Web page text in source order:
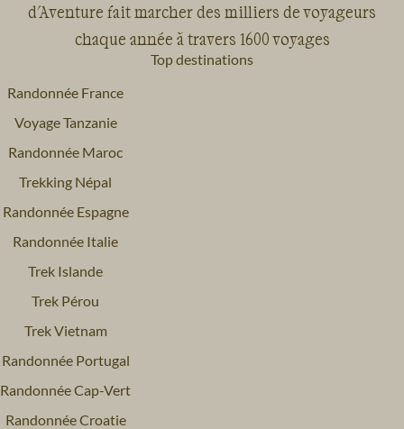
d'Aventure fait marcher des milliers de voyageurs
chaque année à travers 1600 voyages
Top destinations
Randonnée France
Voyage Tanzanie
Randonnée Maroc
Trekking Népal
Randonnée Espagne
Randonnée Italie
Trek Islande
Trek Pérou
Trek Vietnam
Randonnée Portugal
Randonnée Cap-Vert
Randonnée Croatie